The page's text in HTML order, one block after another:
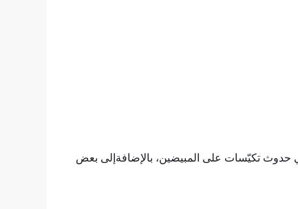
سنوات الإنجاب؛ وقد تتسبب في حدوث تكيّسات على المبيضين، بالإضافةإلى بعض